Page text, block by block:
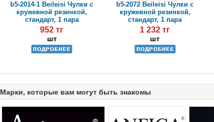
b5-2014-1 Beileisi Чулки с
кружевной резинкой,
стандарт, 1 пара
952 тг
шт
b5-2072 Beileisi Чулки с
кружевной резинкой,
стандарт, 1 пара
1 232 тг
шт
Марки, которые вам могут быть знакомы